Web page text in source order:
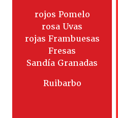
rojos Pomelo
rosa Uvas
rojas Frambuesas
Fresas
Sandía Granadas
Ruibarbo